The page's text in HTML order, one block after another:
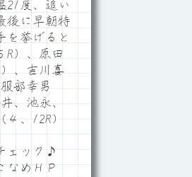
21度、追い
後に早朝特
を挙げると
R）、原田
、吉川喜
部幸男
、池永、
、12R）
ェック♪
なめＨＰ